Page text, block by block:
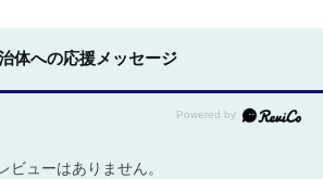
体への応援メッセージ
ビューはありません。